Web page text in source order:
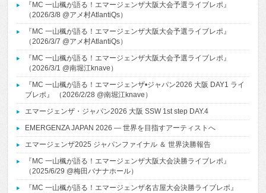
『MC 一山楓が語る！エマージェンザ大阪大会予選ライブレポ』
（2026/3/8 @アメ村AtlantiQs）
『MC 一山楓が語る！エマージェンザ大阪大会予選ライブレポ』
（2026/3/7 @アメ村AtlantiQs）
『MC 一山楓が語る！エマージェンザ大阪大会予選ライブレポ』
（2026/3/1 @南堀江knave）
『MC 一山楓が語る！エマージェンザ•ジャパン2026 大阪 DAY1 ライ
ブレポ』 （2026/2/28 @南堀江knave）
エマージェンザ・ジャパン2026 大阪 SSW 1st step DAY.4
EMERGENZA JAPAN 2026 ― 世界を目指すアーティストへ
エマージェンザ2025 ジャパンファイナル ＆ 世界決勝報告
『MC 一山楓が語る！エマージェンザ大阪大会決勝ライブレポ』
（2025/6/29 @梅田バナナホール）
『MC 一山楓が語る！エマージェンザ名古屋大会決勝ライブレポ』